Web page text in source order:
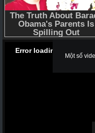
Một số
Error loading media: